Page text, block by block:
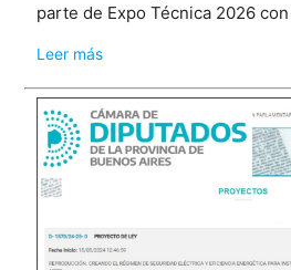
parte de Expo Técnica 2026
Leer más